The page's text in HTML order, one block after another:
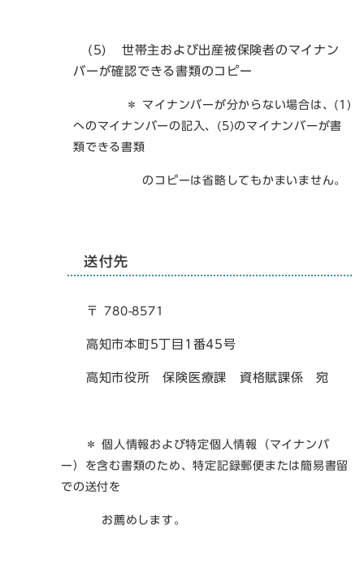
(5)
世帯主および出産被保険者のマイナン
バーが確認できる書類のコピー
＊ マイナンバーが分からない場合は、(1)
へのマイナンバーの記入、(5)のマイナンバーが書
類できる書類
のコピーは省略してもかまいません。
送付先
〒 780-8571
高知市本町5丁目1番45号
高知市役所 保険医療課 資格賦課係 宛
＊ 個人情報および特定個人情報（マイナンバ
ー）を含む書類のため、特定記録郵便または簡易書留
での送付を
お薦めします。